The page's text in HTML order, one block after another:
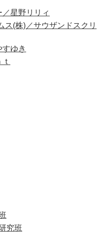
星野リリィ
ス(株)／サウザンドスクリ
ゆき
究班